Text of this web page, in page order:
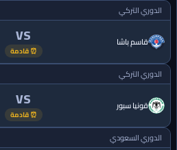
الدوري التركي
قاسم باشا VS
⏰ قادمة
الدوري التركي
قونيا سبور VS
⏰ قادمة
الدوري السعودي